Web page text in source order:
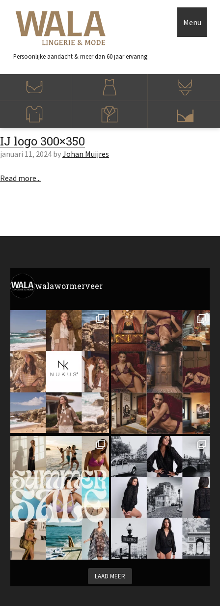
Persoonlijke aandacht & meer dan 60 jaar ervaring
Menu
IJ logo 300×350
januari 11, 2024 byJohan Muijres
Read more...
walawormerveer
LAAD MEER